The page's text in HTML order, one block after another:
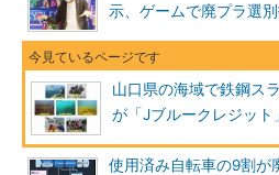
示、ゲームで廃プラ選
山口県の海域で鉄鋼ス
が「Jブルークレジット
使用済み自転車の9割が